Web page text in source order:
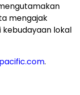
mengajak
lokal
.